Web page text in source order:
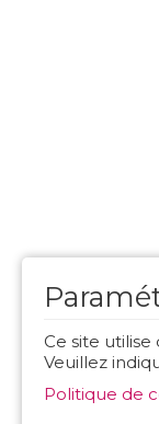
Ce site
Veuillez
Politique de